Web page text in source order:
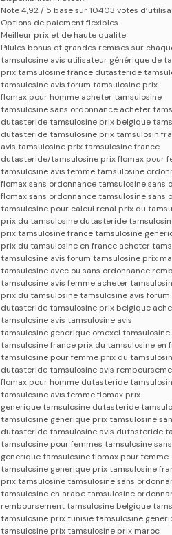
Note 4,92 / 5 base sur 10403 votes
Options de paiement flexibles
Meilleur prix et de haute qualite
Pilules bonus et grandes remises sur
tamsulosine avis utilisateur générique de
prix tamsulosine france dutasteride
tamsulosine avis forum tamsulosine prix
flomax pour homme acheter tamsulosine
tamsulosine sans ordonnance acheter
dutasteride tamsulosine prix belgique
dutasteride tamsulosine prix tamsulosin
avis tamsulosine prix tamsulosine france
dutasteride/tamsulosine prix flomax pour
tamsulosine avis femme tamsulosine
flomax sans ordonnance tamsulosine sans
flomax sans ordonnance tamsulosine sans
tamsulosine pour calcul renal prix du
prix du tamsulosine dutasteride
prix tamsulosine france tamsulosine
prix du tamsulosine en france acheter
tamsulosine avis forum tamsulosine prix
tamsulosine avec ou sans ordonnance
tamsulosine avis femme acheter
prix du tamsulosine tamsulosine avis forum
dutasteride tamsulosine prix belgique
tamsulosine avis tamsulosine avis
tamsulosine generique omexel
tamsulosine france prix du tamsulosine en
tamsulosine pour femme prix du
dutasteride tamsulosine avis
flomax pour homme dutasteride
tamsulosine avis femme flomax prix
generique tamsulosine dutasteride
tamsulosine generique prix tamsulosine
dutasteride tamsulosine avis dutasteride
tamsulosine pour femmes tamsulosine
generique tamsulosine flomax pour femme
tamsulosine generique prix tamsulosine
prix tamsulosine tamsulosine sans
tamsulosine en arabe tamsulosine
remboursement tamsulosine belgique
tamsulosine prix tunisie tamsulosine
tamsulosine prix tamsulosine prix maroc